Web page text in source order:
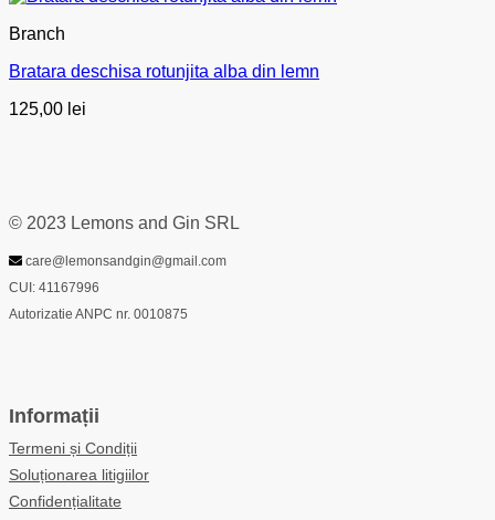
Branch
Bratara deschisa rotunjita alba din lemn
125,00 lei
© 2023 Lemons and Gin SRL
care@lemonsandgin@gmail.com
CUI: 41167996
Autorizatie ANPC nr. 0010875
Informații
Termeni și Condiții
Soluționarea litigiilor
Confidențialitate